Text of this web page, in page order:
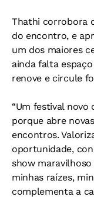
Thathi corrobora
do encontro, e
um dos maiores
ainda falta
renove e circule
“Um festival novo
porque abre
encontros.
oportunidade,
show
minhas raízes,
complementa a